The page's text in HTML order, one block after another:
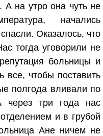
на утро она чуть не
начались
Оказалось, что
тогда уговорили не
больницы и
все, чтобы поставить
полгода вливали по
через три года нас
и в грубой
Ане ничем не